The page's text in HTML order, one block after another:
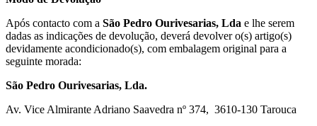
Após contacto com a São Pedro Ourivesarias, Lda e lhe serem
dadas as indicações de devolução, deverá devolver o(s) artigo(s)
devidamente acondicionado(s), com embalagem original para a
seguinte morada:
São Pedro Ourivesarias, Lda.
Av. Vice Almirante Adriano Saavedra nº 374, 3610-130 Tarouca